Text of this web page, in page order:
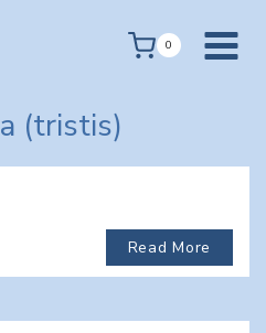
0
(tristis)
Read More